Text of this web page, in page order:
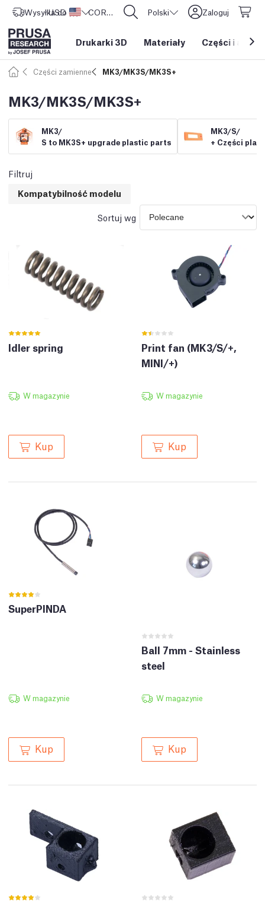
Wysyłka do Stany Zjednoczone
USD ($) CORE One L: Już w sprzedaży! Polski Zaloguj
Drukarki 3D Materiały Części i
Części zamienne MK3/MK3S/MK3S+
MK3/MK3S/MK3S+
MK3/
S to MK3S+ upgrade plastic parts
MK3/S/
+ Części
Filtruj
Kompatybilność modelu
Sortuj wg
Idler spring
W magazynie
Kup
Print fan (MK3/S/+,
MINI/+)
W magazynie
Kup
SuperPINDA
W magazynie
Kup
Ball 7mm - Stainless
steel
W magazynie
Kup